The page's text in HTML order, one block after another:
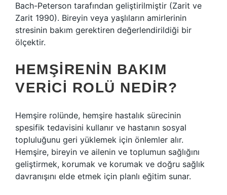
Bach-Peterson tarafından geliştirilmiştir (Zarit ve
Zarit 1990). Bireyin veya yaşlıların amirlerinin
stresinin bakım gerektiren değerlendirildiği bir
ölçektir.
HEMŞIRENIN BAKIM
VERICI ROLÜ NEDIR?
Hemşire rolünde, hemşire hastalık sürecinin
spesifik tedavisini kullanır ve hastanın sosyal
topluluğunu geri yüklemek için önlemler alır.
Hemşire, bireyin ve ailenin ve toplumun sağlığını
geliştirmek, korumak ve korumak ve doğru sağlık
davranışını elde etmek için planlı eğitim sunar.